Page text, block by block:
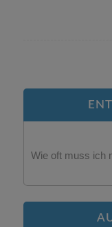
Wie oft muss ich